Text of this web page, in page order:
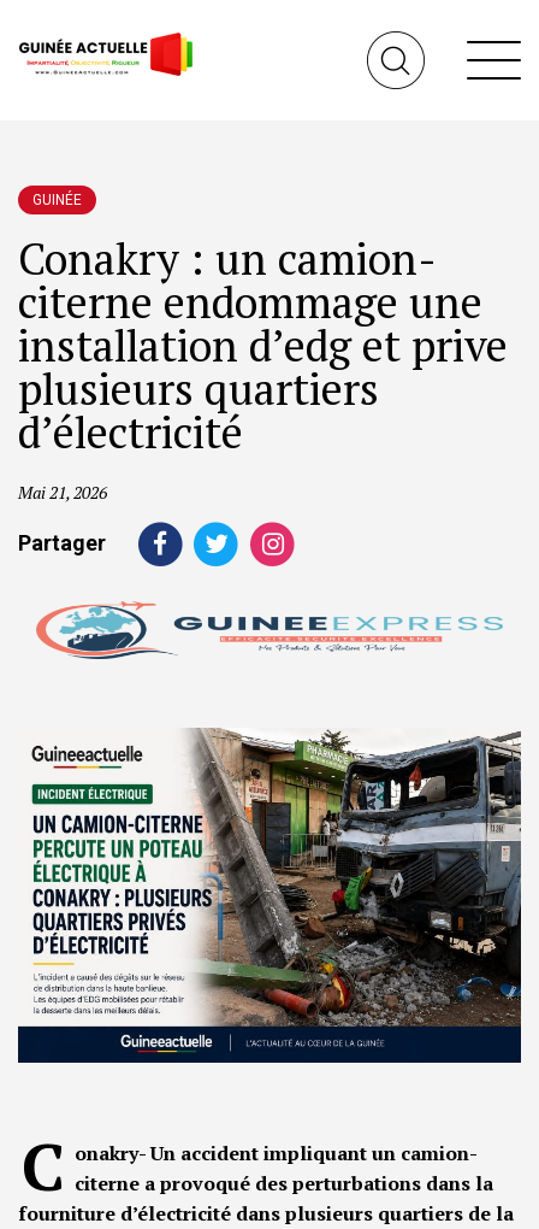
GUINÉE
Conakry : un camion-
citerne endommage une
installation d’edg et prive
plusieurs quartiers
d’électricité
Mai 21, 2026
Partager
C onakry- Un accident impliquant un camion-
citerne a provoqué des perturbations dans la
fourniture d’électricité dans plusieurs quartiers de la